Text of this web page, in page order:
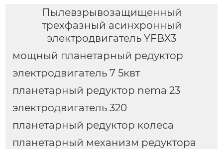
Пылевзрывозащищенный
трехфазный асинхронный
электродвигатель YFBX3
мощный планетарный редуктор
электродвигатель 7 5квт
планетарный редуктор nema 23
электродвигатель 320
планетарный редуктор колеса
планетарный механизм редуктора